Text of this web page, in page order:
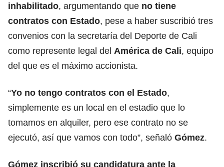
inhabilitado, argumentando que no tiene
contratos con Estado, pese a haber suscribió tres
convenios con la secretaría del Deporte de Cali
como represente legal del América de Cali, equipo
del que es el máximo accionista.
“Yo no tengo contratos con el Estado,
simplemente es un local en el estadio que lo
tomamos en alquiler, pero ese contrato no se
ejecutó, así que vamos con todo”, señaló Gómez.
Gómez inscribió su candidatura ante la